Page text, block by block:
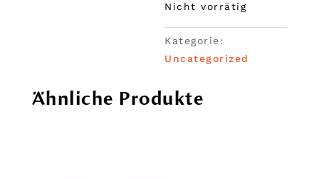
Nicht vorrätig
Kategorie:
Uncategorized
Ähnliche Produkte